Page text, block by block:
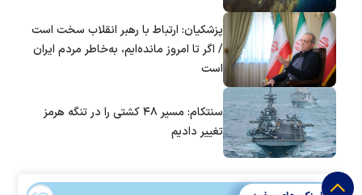
پزشکیان: ارتباط با رهبر انقلاب سخت است
/ اگر تا امروز مانده‌ایم، به‌خاطر مردم ایران
است
سنتکام: مسیر ۴۸ کشتی را در تنگه هرمز
تغییر دادیم